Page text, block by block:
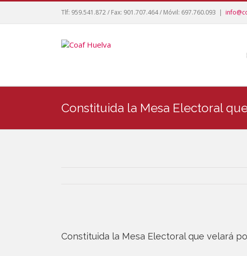
Tlf: 959.541.872 / Fax: 901.707.464 / Móvil: 697.760.093 |
Constituida la Mesa Electoral
Constituida la Mesa Electoral que velará